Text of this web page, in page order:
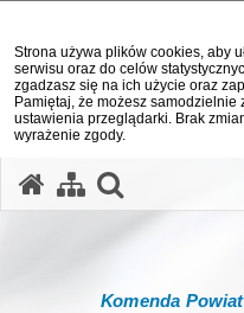
Strona używa plików cookies, aby
serwisu oraz do celów
zgadzasz się na ich użycie oraz
Pamiętaj, że możesz
ustawienia przeglądarki. Brak
wyrażenie zgody.
Komenda